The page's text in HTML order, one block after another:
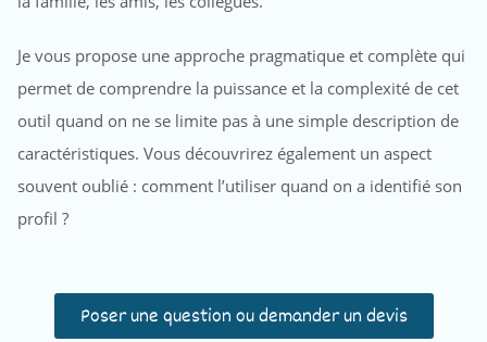
Je vous propose une approche pragmatique et complète qui
permet de comprendre la puissance et la complexité de cet
outil quand on ne se limite pas à une simple description de
caractéristiques. Vous découvrirez également un aspect
souvent oublié : comment l’utiliser quand on a identifié son
profil ?
Poser une question ou demander un devis